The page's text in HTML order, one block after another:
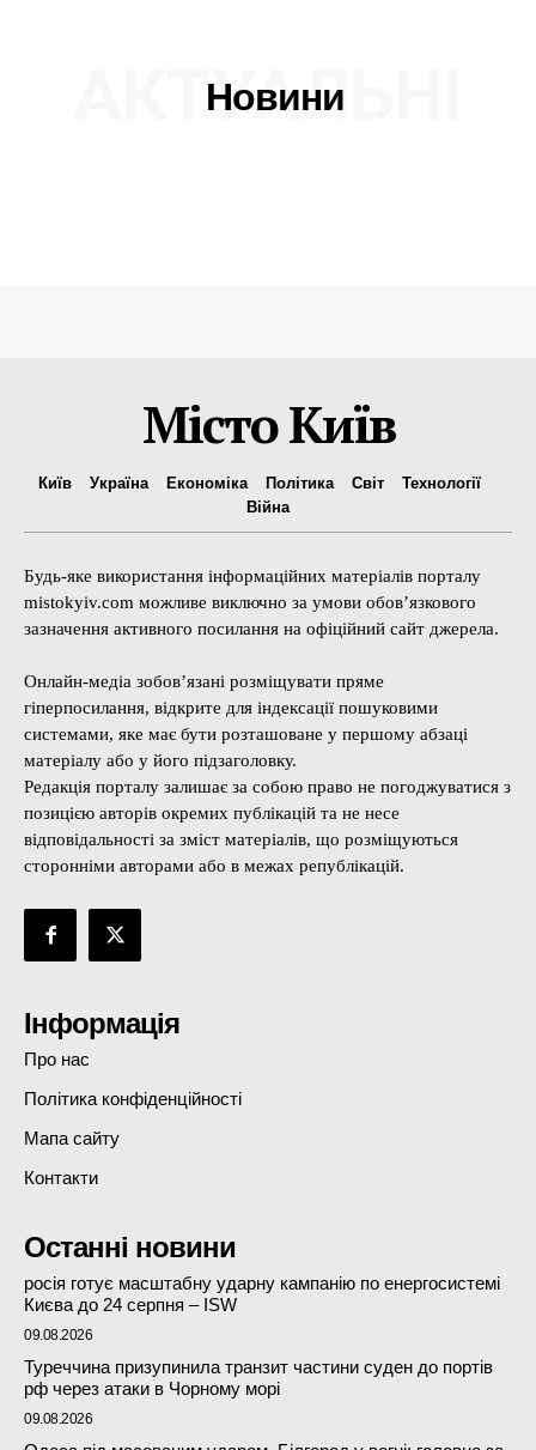
Новини
АКТУАЛЬНІ
Місто Київ
Київ Україна Економіка Політика Світ
Технології
Війна
Будь-яке використання інформаційних матеріалів порталу
mistokyiv.com можливе виключно за умови обов’язкового
зазначення активного посилання на офіційний сайт джерела.
Онлайн-медіа зобов’язані розміщувати пряме
гіперпосилання, відкрите для індексації пошуковими
системами, яке має бути розташоване у першому абзаці
матеріалу або у його підзаголовку.
Редакція порталу залишає за собою право не погоджуватися з
позицією авторів окремих публікацій та не несе
відповідальності за зміст матеріалів, що розміщуються
сторонніми авторами або в межах републікацій.
Інформація
Про нас
Політика конфіденційності
Мапа сайту
Контакти
Останні новини
росія готує масштабну ударну кампанію по енергосистемі
Києва до 24 серпня – ISW
09.08.2026
Туреччина призупинила транзит частини суден до портів
рф через атаки в Чорному морі
09.08.2026